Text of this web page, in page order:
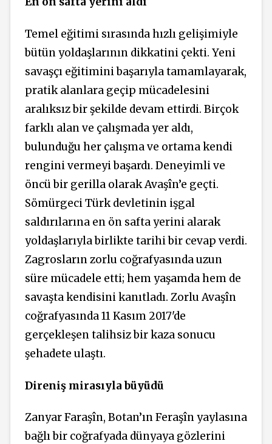
Temel eğitimi sırasında hızlı gelişimiyle
bütün yoldaşlarının dikkatini çekti. Yeni
savaşçı eğitimini başarıyla tamamlayarak,
pratik alanlara geçip mücadelesini
aralıksız bir şekilde devam ettirdi. Birçok
farklı alan ve çalışmada yer aldı,
bulunduğu her çalışma ve ortama kendi
rengini vermeyi başardı. Deneyimli ve
öncü bir gerilla olarak Avaşîn’e geçti.
Sömürgeci Türk devletinin işgal
saldırılarına en ön safta yerini alarak
yoldaşlarıyla birlikte tarihi bir cevap verdi.
Zagrosların zorlu coğrafyasında uzun
süre mücadele etti; hem yaşamda hem de
savaşta kendisini kanıtladı. Zorlu Avaşîn
coğrafyasında 11 Kasım 2017'de
gerçekleşen talihsiz bir kaza sonucu
şehadete ulaştı.
Direniş mirasıyla büyüdü
Zanyar Faraşîn, Botan’ın Feraşîn yaylasına
bağlı bir coğrafyada dünyaya gözlerini